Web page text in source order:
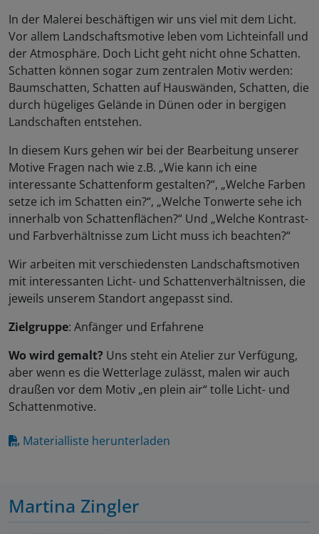
In der Malerei beschäftigen wir uns viel mit dem Licht.
Vor allem Landschaftsmotive leben vom Lichteinfall und
der Atmosphäre. Doch Licht geht nicht ohne Schatten.
Schatten können sogar zum zentralen Motiv werden:
Baumschatten, Schatten auf Hauswänden, Schatten, die
durch hügeliges Gelände in Dünen oder in bergigen
Landschaften entstehen.
In diesem Kurs gehen wir bei der Bearbeitung unserer
Motive Fragen nach wie z.B. „Wie kann ich eine
interessante Schattenform gestalten?“, „Welche Farben
setze ich im Schatten ein?“, „Welche Tonwerte sehe ich
innerhalb von Schattenflächen?“ Und „Welche Kontrast-
und Farbverhältnisse zum Licht muss ich beachten?“
Wir arbeiten mit verschiedensten Landschaftsmotiven
mit interessanten Licht- und Schattenverhältnissen, die
jeweils unserem Standort angepasst sind.
Zielgruppe: Anfänger und Erfahrene
Wo wird gemalt? Uns steht ein Atelier zur Verfügung,
aber wenn es die Wetterlage zulässt, malen wir auch
draußen vor dem Motiv „en plein air“ tolle Licht- und
Schattenmotive.
Materialliste herunterladen
Martina Zingler